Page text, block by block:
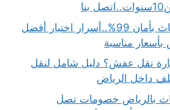
أفضل طرق نقل الاثاث بأمان 99%..أسرار اختيار أفضل
مناسبة
نقل عفش؟ دليل شامل لنقل
تلف داخل الرياض
بالرياض خصومات تصل